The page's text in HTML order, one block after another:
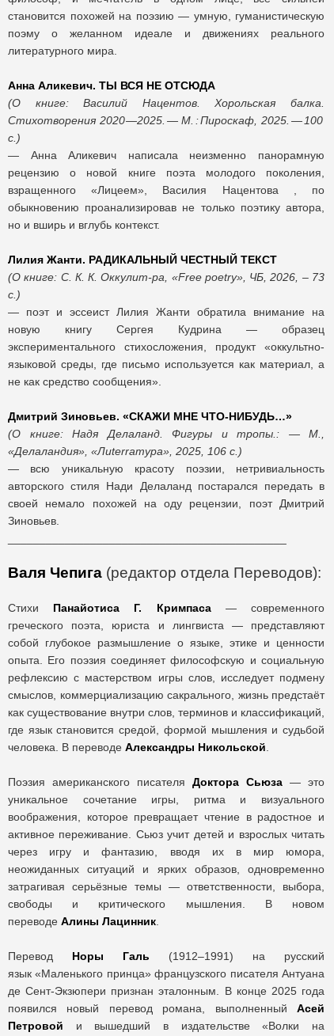
становится похожей на поэзию ― умную, гуманистическую
поэму о желанном идеале и движениях реального
литературного мира.
Анна Аликевич. ТЫ ВСЯ НЕ ОТСЮДА
(О книге: Василий Нацентов. Хорольская балка.
Стихотворения 2020 —2025. — М. : Пироскаф, 2025. — 100
с.)
― Анна Аликевич написала неизменно панорамную
рецензию о новой книге поэта молодого поколения,
взращенного «Лицеем», Василия Нацентова , по
обыкновению проанализировав не только поэтику автора,
но и вширь и вглубь контекст.
Лилия Жанти. РАДИКАЛЬНЫЙ ЧЕСТНЫЙ ТЕКСТ
(О книге: С. К. К. Оккулит-ра, «Free poetry», ЧБ, 2026, – 73
с.)
― поэт и эссеист Лилия Жанти обратила внимание на
новую книгу Сергея Кудрина ― образец
экспериментального стихосложения, продукт «оккультно-
языковой среды, где письмо используется как материал, а
не как средство сообщения».
Дмитрий Зиновьев. «СКАЖИ МНЕ ЧТО-НИБУДЬ…»
(О книге: Надя Делаланд. Фигуры и тропы.: ― М.,
«Делаландия», «Лиterraтура», 2025, 106 с.)
― всю уникальную красоту поэзии, нетривиальность
авторского стиля Нади Делаланд постарался передать в
своей немало похожей на оду рецензии, поэт Дмитрий
Зиновьев.
Валя Чепига (редактор отдела Переводов):
Стихи Панайотиса Г. Кримпаса— современного
греческого поэта, юриста и лингвиста — представляют
собой глубокое размышление о языке, этике и ценности
опыта. Его поэзия соединяет философскую и социальную
рефлексию с мастерством игры слов, исследует подмену
смыслов, коммерциализацию сакрального, жизнь предстаёт
как существование внутри слов, терминов и классификаций,
где язык становится средой, формой мышления и судьбой
человека. В переводе Александры Никольской
Поэзия американского писателя Доктора Сьюза — это
уникальное сочетание игры, ритма и визуального
воображения, которое превращает чтение в радостное и
активное переживание. Сьюз учит детей и взрослых читать
через игру и фантазию, вводя их в мир юмора,
неожиданных ситуаций и ярких образов, одновременно
затрагивая серьёзные темы — ответственности, выбора,
свободы и критического мышления. В новом
переводе Алины Лацинник
Перевод Норы Галь (1912‒1991) на русский
язык «Маленького принца» французского писателя Антуана
де Сент-Экзюпери признан эталонным. В конце 2025 года
появился новый перевод романа, выполненный Асей
Петровой и вышедший в издательстве «Волки на